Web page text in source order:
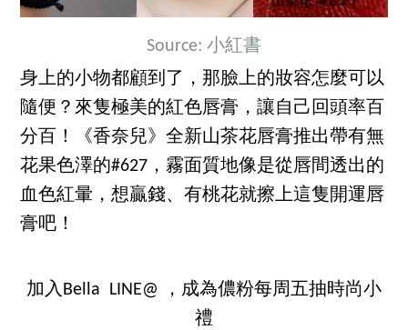
Source: 小紅書
身上的小物都顧到了，那臉上的妝容怎麼可以
隨便？來隻極美的紅色唇膏，讓自己回頭率百
分百！《香奈兒》全新山茶花唇膏推出帶有無
花果色澤的#627，霧面質地像是從唇間透出的
血色紅暈，想贏錢、有桃花就擦上這隻開運唇
膏吧！
加入Bella LINE@ ，成為儂粉每周五抽時尚小
禮